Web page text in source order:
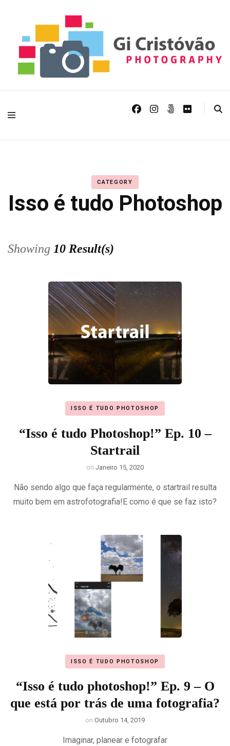
Gi Cristóvão
Fotografia de Arquitectura, paisagem natural, urbana e astrofotografia
CATEGORY
Isso é tudo Photoshop
Showing 10 Result(s)
ISSO É TUDO PHOTOSHOP
“Isso é tudo Photoshop!” Ep. 10 –
Startrail
on Janeiro 15, 2020
Não sendo algo que faça regularmente, o startrail resulta
muito bem em astrofotografia!E como é que se faz isto?
ISSO É TUDO PHOTOSHOP
“Isso é tudo photoshop!” Ep. 9 – O
que está por trás de uma fotografia?
on Outubro 14, 2019
Imaginar, planear e fotografar